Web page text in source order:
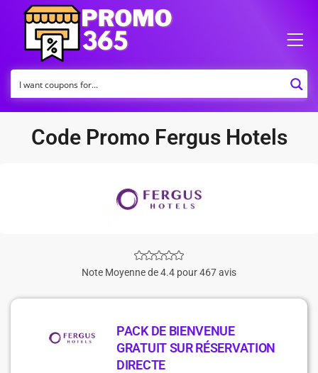
Code Promo Fergus Hotels
Note Moyenne de 4.4 pour 467 avis
PACK DE BIENVENUE
GRATUIT SUR RÉSERVATION
DIRECTE